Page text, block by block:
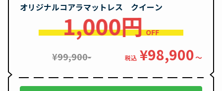
オリジナルコアラマットレス クイーン
1,000円 OFF
¥99,900- 税込 ¥98,900〜